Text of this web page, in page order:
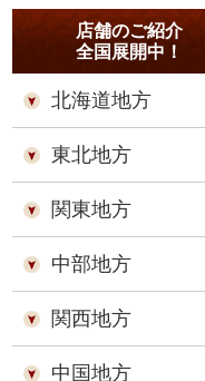
店舗のご紹介
全国展開中！
北海道地方
東北地方
関東地方
中部地方
関西地方
中国地方